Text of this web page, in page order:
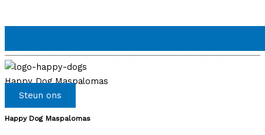
Happy Dog Maspalomas
Steun ons
Happy Dog Maspalomas